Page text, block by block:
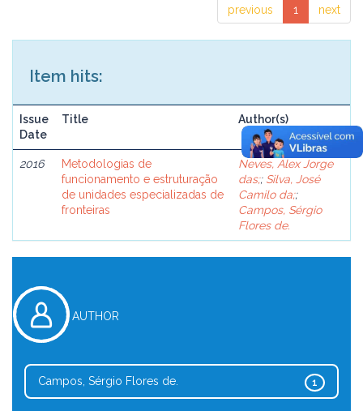
previous 1 next
Item hits:
Issue
Date
Title Author(s)
2016
Metodologias de
funcionamento e estruturação
de unidades especializadas de
fronteiras
Neves, Alex Jorge
das;; Silva, José
Camilo da;;
Campos, Sérgio
Flores de.
AUTHOR
1
Campos, Sérgio Flores de.